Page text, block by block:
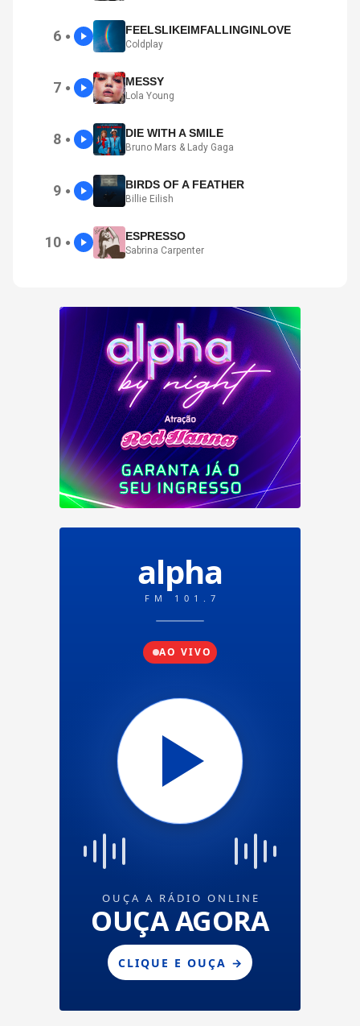
6 ● FEELSLIKEIMFALLINGINLOVE
Coldplay
7 ● MESSY
Lola Young
8 ● DIE WITH A SMILE
Bruno Mars & Lady Gaga
9 ● BIRDS OF A FEATHER
Billie Eilish
10 ● ESPRESSO
Sabrina Carpenter